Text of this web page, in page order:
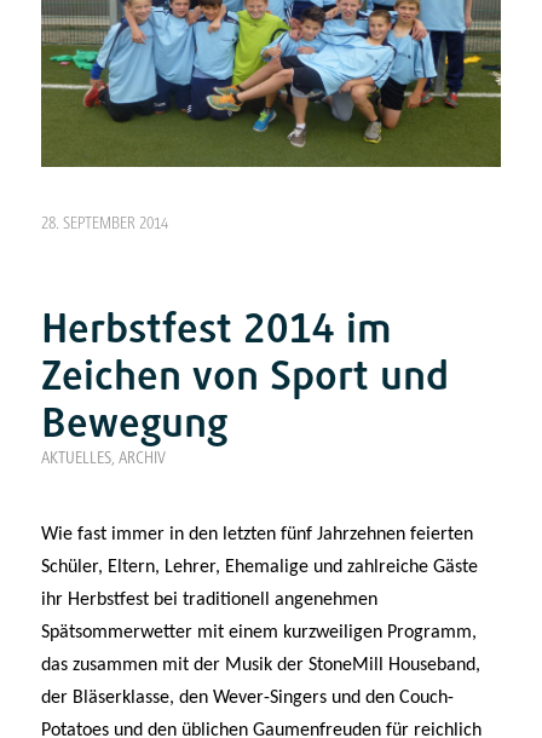
28. SEPTEMBER 2014
Herbstfest 2014 im
Zeichen von Sport und
Bewegung
AKTUELLES, ARCHIV
Wie fast immer in den letzten fünf Jahrzehnen feierten
Schüler, Eltern, Lehrer, Ehemalige und zahlreiche Gäste
ihr Herbstfest bei traditionell angenehmen
Spätsommerwetter mit einem kurzweiligen Programm,
das zusammen mit der Musik der StoneMill Houseband,
der Bläserklasse, den Wever-Singers und den Couch-
Potatoes und den üblichen Gaumenfreuden für reichlich